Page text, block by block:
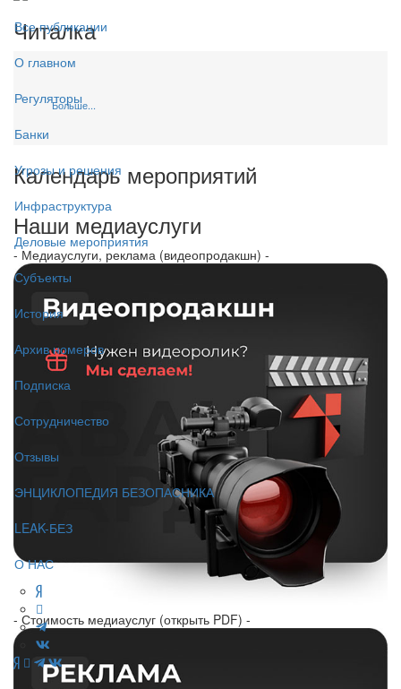
Все публикации
О главном
Регуляторы
Банки
Угрозы и решения
Инфраструктура
Деловые мероприятия
Субъекты
История
Архив номеров
Подписка
Сотрудничество
Отзывы
ЭНЦИКЛОПЕДИЯ БЕЗОПАСНИКА
LEAK-БЕЗ
О НАС
Читалка
Больше...
Календарь мероприятий
Наши медиауслуги
- Медиауслуги, реклама (видеопродакшн) -
- Стоимость медиауслуг (открыть PDF) -